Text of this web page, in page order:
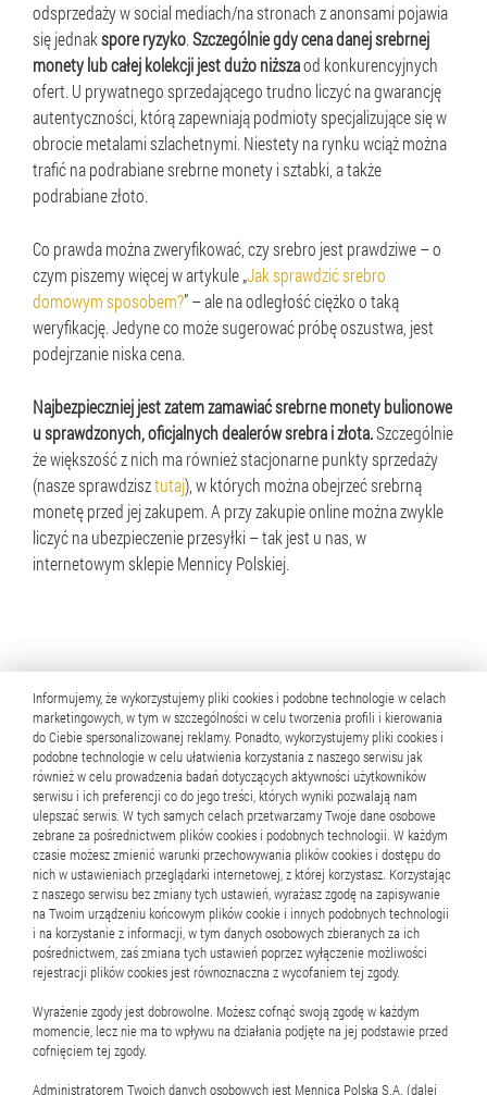
Informujemy, że wykorzystujemy pliki cookies i podobne technologie w celach
marketingowych, w tym w szczególności w celu tworzenia profili i kierowania
do Ciebie spersonalizowanej reklamy. Ponadto, wykorzystujemy pliki cookies i
podobne technologie w celu ułatwienia korzystania z naszego serwisu jak
również w celu prowadzenia badań dotyczących aktywności użytkowników
serwisu i ich preferencji co do jego treści, których wyniki pozwalają nam
ulepszać serwis. W tych samych celach przetwarzamy Twoje dane osobowe
zebrane za pośrednictwem plików cookies i podobnych technologii. W każdym
czasie możesz zmienić warunki przechowywania plików cookies i dostępu do
nich w ustawieniach przeglądarki internetowej, z której korzystasz. Korzystając
z naszego serwisu bez zmiany tych ustawień, wyrażasz zgodę na zapisywanie
na Twoim urządzeniu końcowym plików cookie i innych podobnych technologii
i na korzystanie z informacji, w tym danych osobowych zbieranych za ich
pośrednictwem, zaś zmiana tych ustawień poprzez wyłączenie możliwości
rejestracji plików cookies jest równoznaczna z wycofaniem tej zgody.
Wyrażenie zgody jest dobrowolne. Możesz cofnąć swoją zgodę w każdym
momencie, lecz nie ma to wpływu na działania podjęte na jej podstawie przed
cofnięciem tej zgody.
Administratorem Twoich danych osobowych jest Mennica Polska S.A. (dalej
odsprzedaży w social mediach/na stronach z anonsami pojawia
się jednakspore ryzyko.Szczególnie gdy cena danej srebrnej
monety lub całej kolekcji jest dużo niższaod konkurencyjnych
ofert. U prywatnego sprzedającego trudno liczyć na gwarancję
autentyczności, którą zapewniają podmioty specjalizujące się w
obrocie metalami szlachetnymi. Niestety na rynku wciąż można
trafić na podrabiane srebrne monety i sztabki, a także
podrabiane złoto.
Co prawda można zweryfikować, czy srebro jest prawdziwe – o
czym piszemy więcej w artykule „Jak sprawdzić srebro
domowym sposobem?” – ale na odległość ciężko o taką
weryfikację. Jedyne co może sugerować próbę oszustwa, jest
podejrzanie niska cena.
Najbezpieczniej jest zatem zamawiać srebrne monety bulionowe
u sprawdzonych, oficjalnych dealerów srebra i złota.Szczególnie
że większość z nich ma również stacjonarne punkty sprzedaży
(nasze sprawdzisztutaj), w których można obejrzeć srebrną
monetę przed jej zakupem. A przy zakupie online można zwykle
liczyć na ubezpieczenie przesyłki – tak jest u nas, w
internetowym sklepie Mennicy Polskiej.
Przeczytaj także:
9 marca 2026
Jakie złote monety bulionowe
kupować?
Zakup monet bulionowych, podobnie jak sztabek, to
jeden z najpewniejszych sposobów inwestowania w
fizyczne złoto. Produkty te najczęściej są
wykonywane z czystego złota i nie mają wartości
kolekcjo...nerskiej.
Oznacza